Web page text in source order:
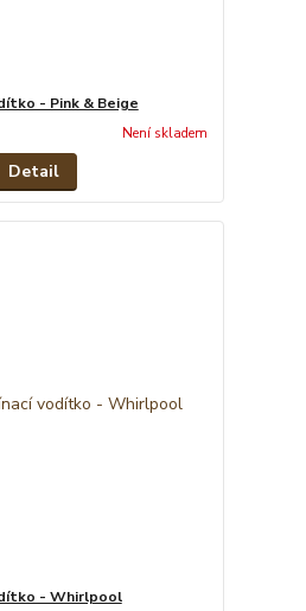
- Pink & Beige
Není skladem
Detail
- Whirlpool